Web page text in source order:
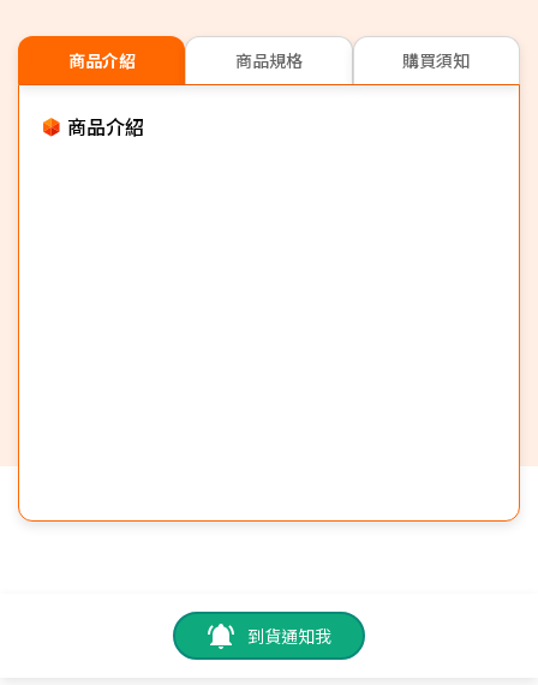
商品介紹 商品規格 購買須知
商品介紹
到貨通知我